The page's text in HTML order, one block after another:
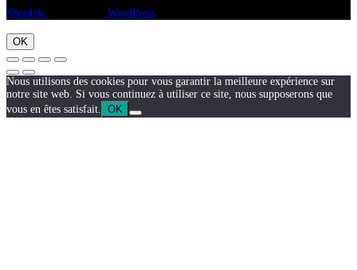
ShopIsle
WordPress
OK
Nous utilisons des cookies pour vous garantir la meilleure expérience sur
notre site web. Si vous continuez à utiliser ce site, nous supposerons que
vous en êtes satisfait.
OK